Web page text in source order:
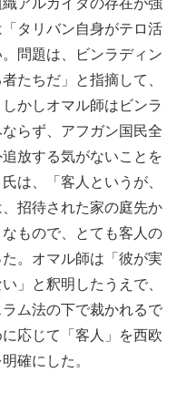
タリバン自身がテロ活
問題は、ビンラディン
たちだ」と指摘して、
かしオマル師はビンラ
らず、アフガン国民全
放する気がないことを
は、「客人というが、
招待された家の庭先か
もので、とても客人の
。オマル師は「彼が実
」と釈明したうえで、
ム法の下で裁かれるで
応じて「客人」を西欧
確にした。